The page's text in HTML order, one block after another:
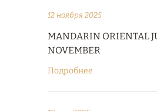
12 ноября 2025
MANDARIN ORIENTAL
NOVEMBER
Подробнее